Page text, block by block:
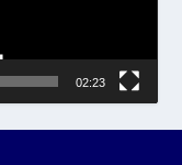
02:23